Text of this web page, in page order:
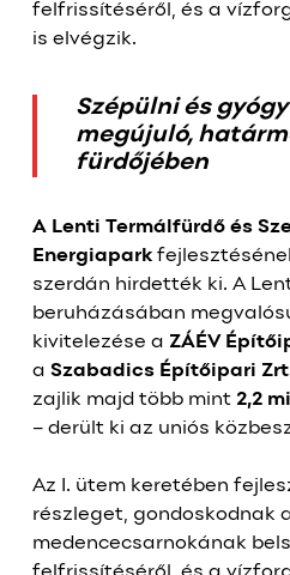
felfrissítéséről, és a
is elvégzik.
Szépülni és
megújuló,
fürdőjében
A Lenti Termálfürdő és
Energiapark
szerdán hirdették ki. A
beruházásában
kivitelezése a ZÁÉV
a Szabadics Építőipari
zajlik majd több mint 2,2
– derült ki az uniós
Az I. ütem keretében
részleget, gondoskodnak
medencecsarnokának